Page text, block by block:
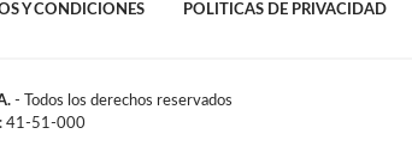
Y CONDICIONES POLITICAS DE PRIVACIDAD
- Todos los derechos reservados
41-51-000